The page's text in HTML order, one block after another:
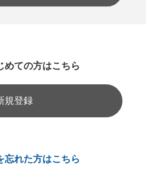
めての方はこちら
規登録
忘れた方はこちら